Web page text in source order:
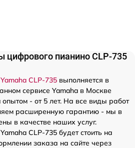
цифрового пианино CLP-735
CLP-735 выполняется в
сервисе Yamaha в Москве
- от 5 лет. На все виды работ
расширенную гарантию - мы в
в качестве наших услуг.
CLP-735 будет стоить на
заказа на сайте через